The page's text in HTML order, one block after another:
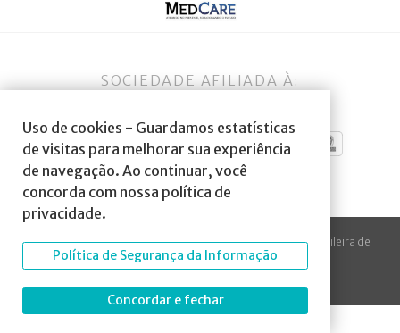
Uso de cookies - Guardamos estatísticas
de visitas para melhorar sua experiência
de navegação. Ao continuar, você
concorda com nossa política de
privacidade.
Política de Segurança da Informação
Concordar e fechar
SOCIEDADE AFILIADA À:
© 2023 Todos os direitos reservados à SBA Sociedade Brasileira de
Anestesiologia.